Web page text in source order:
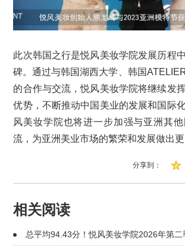
此次韩国之行是悦风美妆学院发展历程
碑。通过与韩国湖西大学、韩国
的合作与交流，悦风美妆学院将继续发
优势，不断推动中国美业的发展和国际
风美妆学院也将进一步加强与亚洲其
流，为亚洲美业市场的繁荣和发展做出更
分享到：
相关阅读
总平均94.43分！悦风美妆学院2026年第二